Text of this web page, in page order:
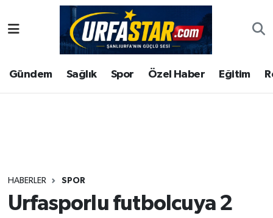
Gündem Sağlık Spor Özel Haber Eğitim
HABERLER SPOR
Urfasporlu futbolcuya 2
ASAYİS
ÇEVRE
Gündem
Şanlıurfa Nöbetçi Eczaneler
Şanlıurfa Hava Durumu
Tüm Manşetler